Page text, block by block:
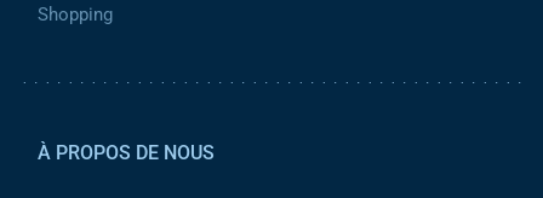
Shopping
À PROPOS DE NOUS